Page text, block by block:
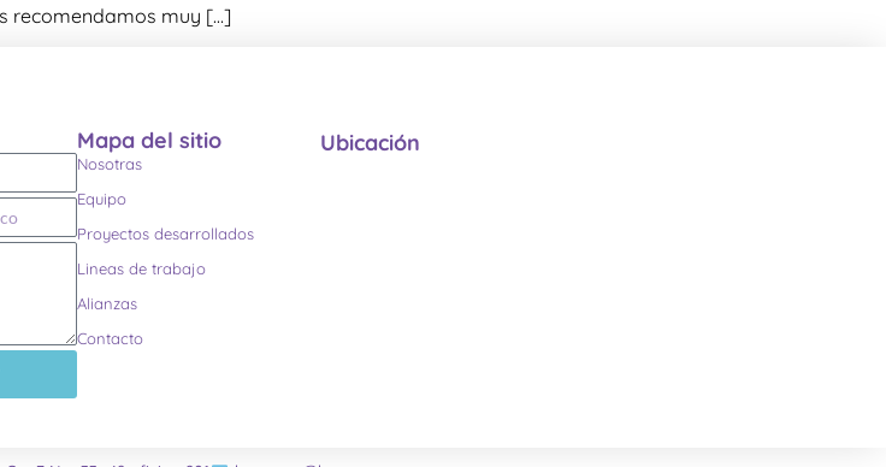
recomendamos muy […]
Mapa del sitio
Nosotras
Equipo
Proyectos desarrollados
Lineas de trabajo
Alianzas
Contacto
Ubicación